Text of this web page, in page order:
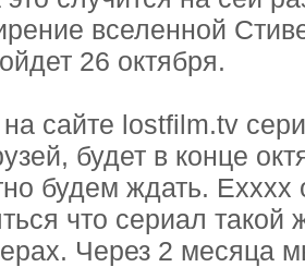
вселенной
26 октября.
на сайте lostfilm.tv
будет в конце
будем ждать. Ехххх
что сериал такой
Через 2 месяца